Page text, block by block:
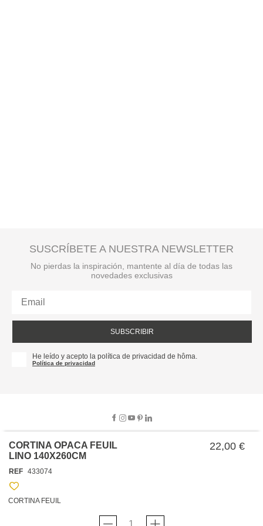
CORTINA OPACA FEUIL
LINO 140X260CM
22,00 €
REF 433074
CORTINA FEUIL
SUSCRÍBETE A NUESTRA NEWSLETTER
No pierdas la inspiración, mantente al día de todas las
novedades exclusivas
SUBSCRIBIR
He leído y acepto la política de privacidad de hôma.
Política de privacidad
PROTECCIÓN DE DATOS